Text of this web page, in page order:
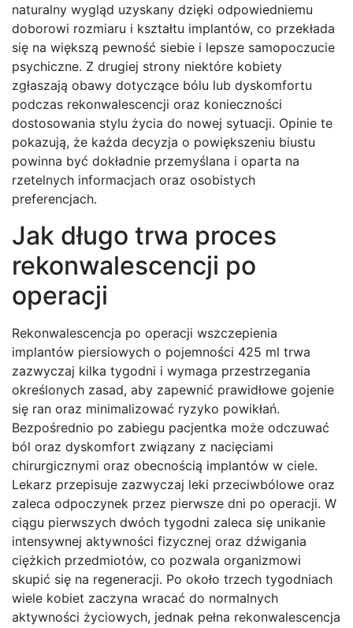
naturalny wygląd uzyskany dzięki odpowiedniemu
doborowi rozmiaru i kształtu implantów, co przekłada
się na większą pewność siebie i lepsze samopoczucie
psychiczne. Z drugiej strony niektóre kobiety
zgłaszają obawy dotyczące bólu lub dyskomfortu
podczas rekonwalescencji oraz konieczności
dostosowania stylu życia do nowej sytuacji. Opinie te
pokazują, że każda decyzja o powiększeniu biustu
powinna być dokładnie przemyślana i oparta na
rzetelnych informacjach oraz osobistych
preferencjach.
Jak długo trwa proces
rekonwalescencji po
operacji
Rekonwalescencja po operacji wszczepienia
implantów piersiowych o pojemności 425 ml trwa
zazwyczaj kilka tygodni i wymaga przestrzegania
określonych zasad, aby zapewnić prawidłowe gojenie
się ran oraz minimalizować ryzyko powikłań.
Bezpośrednio po zabiegu pacjentka może odczuwać
ból oraz dyskomfort związany z nacięciami
chirurgicznymi oraz obecnością implantów w ciele.
Lekarz przepisuje zazwyczaj leki przeciwbólowe oraz
zaleca odpoczynek przez pierwsze dni po operacji. W
ciągu pierwszych dwóch tygodni zaleca się unikanie
intensywnej aktywności fizycznej oraz dźwigania
ciężkich przedmiotów, co pozwala organizmowi
skupić się na regeneracji. Po około trzech tygodniach
wiele kobiet zaczyna wracać do normalnych
aktywności życiowych, jednak pełna rekonwalescencja